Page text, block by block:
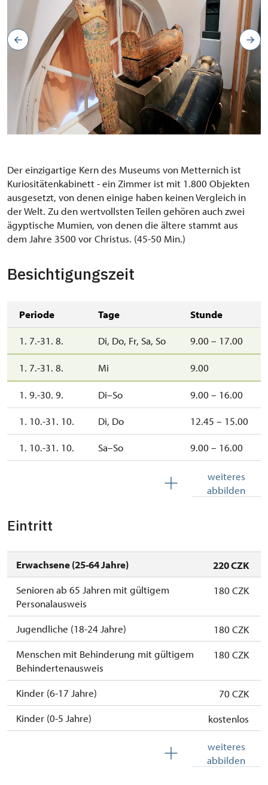
Der einzigartige Kerndes Museums von Metternich ist
Kuriositätenkabinett- ein Zimmer ist mit 1.800 Objekten
ausgesetzt, von denen einige haben keinen Vergleich in
der Welt. Zu denwertvollsten Teilen gehören auchzwei
ägyptische Mumien, vondenen die ältere stammt aus
dem Jahre 3500 vor Christus. (45-50 Min.)
Besichtigungszeit
Periode Tage Stunde
1. 7.-31. 8. Di, Do, Fr, Sa, So 9.00 – 17.00
1. 7.-31. 8. Mi 9.00
1. 9.-30. 9. Di–So 9.00 – 16.00
1. 10.-31. 10. Di, Do 12.45 – 15.00
1. 10.-31. 10. Sa–So 9.00 – 16.00
9.00 – 16.00
12.45 – 15.00
10. 12.-31. 12.
weiteres
abbilden
Eintritt
Erwachsene (25-64 Jahre)
220 CZK
Senioren ab 65 Jahren mit gültigem
Personalausweis
180 CZK
Jugendliche (18-24 Jahre)
180 CZK
Menschen mit Behinderung mit gültigem
Behindertenausweis
180 CZK
Kinder (6-17 Jahre)
70 CZK
Kinder (0-5 Jahre)
kostenlos
kostenlos
kostenlos
weiteres
abbilden